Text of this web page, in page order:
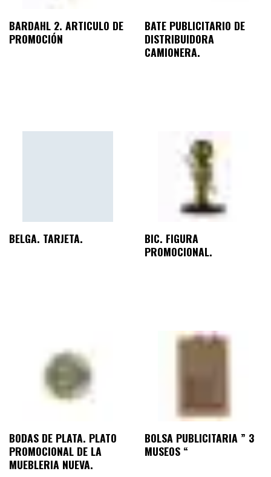
BARDAHL 2. ARTICULO DE
PROMOCIÓN
BATE PUBLICITARIO DE
DISTRIBUIDORA
CAMIONERA.
BELGA. TARJETA.
BIC. FIGURA
PROMOCIONAL.
BODAS DE PLATA. PLATO
PROMOCIONAL DE LA
MUEBLERIA NUEVA.
BOLSA PUBLICITARIA ” 3
MUSEOS “